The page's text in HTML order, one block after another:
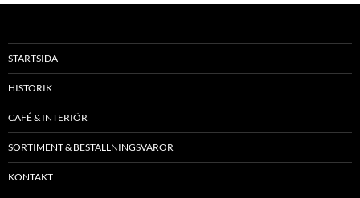
STARTSIDA
HISTORIK
CAFÉ & INTERIÖR
SORTIMENT & BESTÄLLNINGSVAROR
KONTAKT